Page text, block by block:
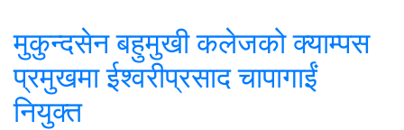
मुकुन्दसेन बहुमुखी कलेजको क्याम्पस
प्रमुखमा ईश्वरीप्रसाद चापागाईं
नियुक्त